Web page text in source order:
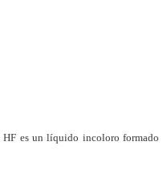
es un líquido incoloro formado